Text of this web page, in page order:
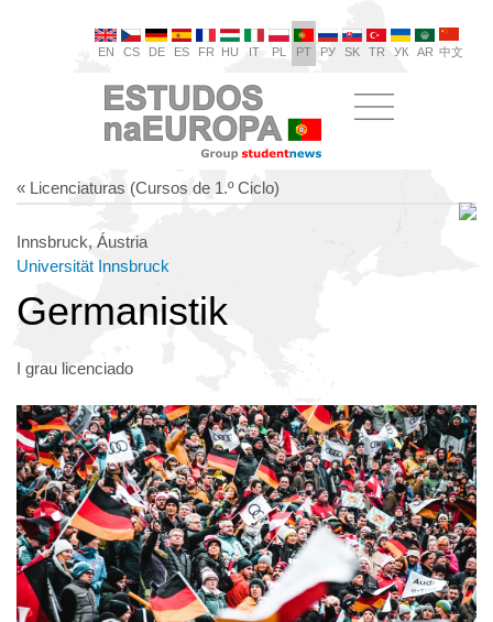
EN CS DE ES FR HU IT PL PT РУ SK TR УК AR 中文
« Licenciaturas (Cursos de 1.º Ciclo)
Innsbruck, Áustria
Universität Innsbruck
Germanistik
I grau licenciado